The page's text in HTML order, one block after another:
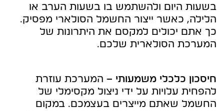
בשעות היום ולהשתמש בו בשעות הערב או
הלילה, כאשר ייצור החשמל הסולארי מפסיק.
כך אתם יכולים למקסם את היתרונות של
המערכת הסולארית שלכם.
חיסכון כלכלי משמעותי – המערכת עוזרת
להפחית עלויות על ידי ניצול מקסימלי של
החשמל שאתם מייצרים בעצמכם. במקום